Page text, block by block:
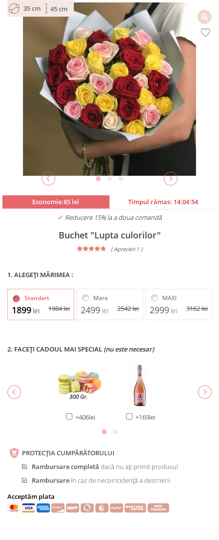
35 cm 45 cm
Economie:85 lei Timpul rămas: 14:04:53
Reducere 15% la a doua comandă
Buchet "Lupta culorilor"
( Aprecieri 1 )
1. ALEGEȚI MĂRIMEA :
Standart
1899 lei 1984lei
Mare
2499 lei 2542lei
MAXI
2999 lei 3162lei
2. FACEȚI CADOUL MAI SPECIAL (nu este necesar)
+406lei +169lei
PROTECȚIA CUMPĂRĂTORULUI
Rambursare completă dacă nu ați primit produsul
Rambursareîn caz de necoincidență a descrierii
Acceptăm plata